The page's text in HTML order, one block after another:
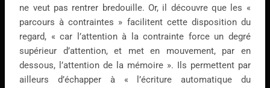
ne veut pas rentrer bredouille. Or, il découvre que les «
parcours à contraintes » facilitent cette disposition du
regard, « car l’attention à la contrainte force un degré
supérieur d’attention, et met en mouvement, par en
dessous, l’attention de la mémoire ». Ils permettent par
ailleurs d’échapper à « l’écriture automatique du